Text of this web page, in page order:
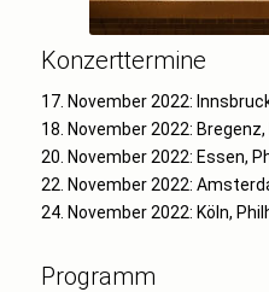
Konzerttermine
17. November 2022:
18. November 2022:
20. November 2022: Essen,
22. November 2022:
24. November 2022: Köln,
Programm